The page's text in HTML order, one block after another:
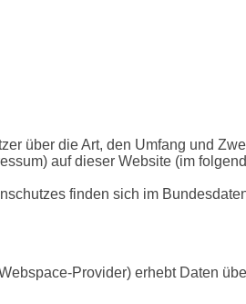
über die Art, den Umfang und
auf dieser Website (im
finden sich im
Provider) erhebt Daten